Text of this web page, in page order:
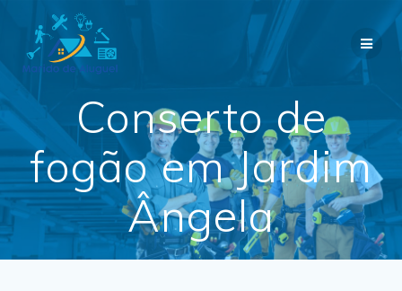
Conserto de
fogão em Jardim
Ângela